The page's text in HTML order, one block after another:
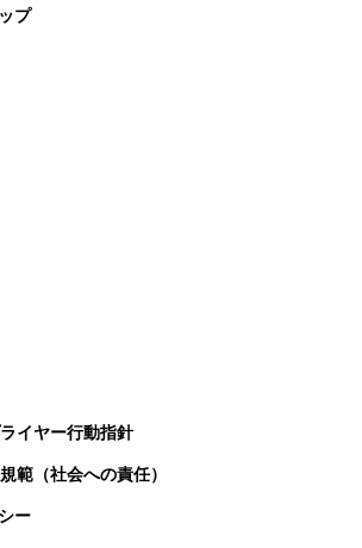
プ
イヤー行動指針
範（社会への責任）
ー